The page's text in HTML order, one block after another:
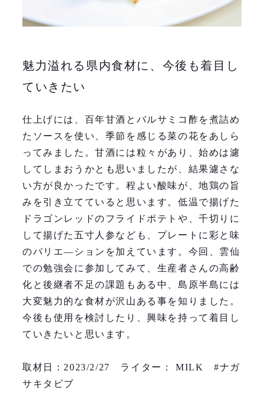
魅力溢れる県内食材に、今後も着目し
ていきたい
仕上げには、百年甘酒とバルサミコ酢を煮詰め
たソースを使い、季節を感じる菜の花をあしら
ってみました。甘酒には粒々があり、始めは濾
してしまおうかとも思いましたが、結果濾さな
い方が良かったです。程よい酸味が、地鶏の旨
みを引き立てていると思います。低温で揚げた
ドラゴンレッドのフライドポテトや、千切りに
して揚げた五寸人参なども、プレートに彩と味
のバリエ―ションを加えています。今回、雲仙
での勉強会に参加してみて、生産者さんの高齢
化と後継者不足の課題もある中、島原半島には
大変魅力的な食材が沢山ある事を知りました。
今後も使用を検討したり、興味を持って着目し
ていきたいと思います。
取材日：2023/2/27 ライター： MILK #ナガ
サキタビブ